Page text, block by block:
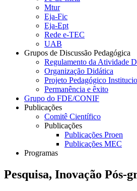
Mtur
Eja-Fic
Eja-Ept
Rede e-TEC
UAB
Grupos de Discussão Pedagógica
Regulamento da Atividade
Organização Didática
Projeto Pedagógico
Permanência e êxito
Grupo do FDE/CONIF
Publicações
Comitê Científico
Publicações
Publicações Proen
Publicações MEC
Programas
Pesquisa, Inovação Pós-